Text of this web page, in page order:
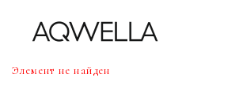
Элемент не найден